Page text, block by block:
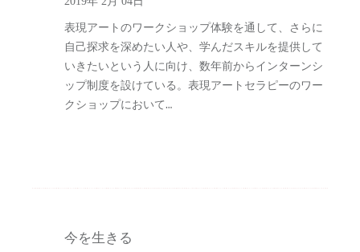
表現アートのワークショップ体験を通して、さらに
自己探求を深めたい人や、学んだスキルを提供して
いきたいという人に向け、数年前からインターンシ
ップ制度を設けている。表現アートセラピーのワー
クショップにおいて…
今を生きる